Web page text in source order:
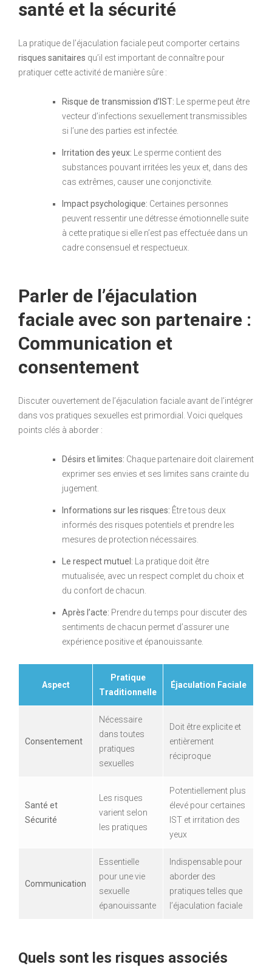
santé et la sécurité
La pratique de l’éjaculation faciale peut comporter certains
risques sanitaires qu’il est important de connaître pour
pratiquer cette activité de manière sûre :
Risque de transmission d’IST: Le sperme peut être
vecteur d’infections sexuellement transmissibles
si l’une des parties est infectée.
Irritation des yeux: Le sperme contient des
substances pouvant irritées les yeux et, dans des
cas extrêmes, causer une conjonctivite.
Impact psychologique: Certaines personnes
peuvent ressentir une détresse émotionnelle suite
à cette pratique si elle n’est pas effectuée dans un
cadre consensuel et respectueux.
Parler de l’éjaculation
faciale avec son partenaire :
Communication et
consentement
Discuter ouvertement de l’éjaculation faciale avant de l’intégrer
dans vos pratiques sexuelles est primordial. Voici quelques
points clés à aborder :
Désirs et limites: Chaque partenaire doit clairement
exprimer ses envies et ses limites sans crainte du
jugement.
Informations sur les risques: Être tous deux
informés des risques potentiels et prendre les
mesures de protection nécessaires.
Le respect mutuel: La pratique doit être
mutualisée, avec un respect complet du choix et
du confort de chacun.
Après l’acte: Prendre du temps pour discuter des
sentiments de chacun permet d’assurer une
expérience positive et épanouissante.
Aspect
Pratique
Traditionnelle
Éjaculation Faciale
Consentement
Nécessaire
dans toutes
pratiques
sexuelles
Doit être explicite et
entièrement
réciproque
Santé et
Sécurité
Les risques
varient selon
les pratiques
Potentiellement plus
élevé pour certaines
IST et irritation des
yeux
Communication
Essentielle
pour une vie
sexuelle
épanouissante
Indispensable pour
aborder des
pratiques telles que
l’éjaculation faciale
Quels sont les risques associés